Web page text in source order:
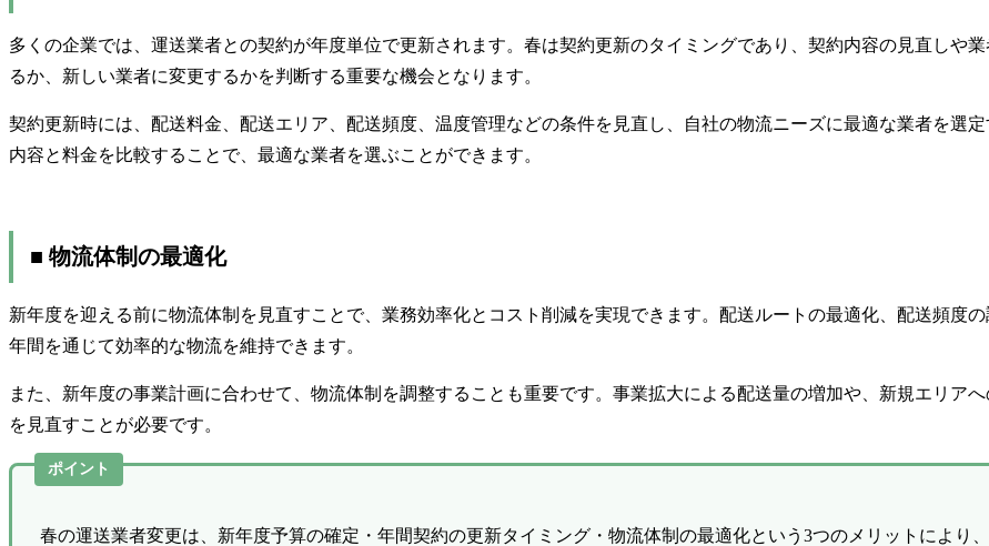
多くの企業では、運送業者との契約が年度単位で更新されます。春は契約更新のタイミングであり、契約内容の見直しや
るか、新しい業者に変更するかを判断する重要な機会となります。
契約更新時には、配送料金、配送エリア、配送頻度、温度管理などの条件を見直し、自社の物流ニーズに最適な業者を選
内容と料金を比較することで、最適な業者を選ぶことができます。
■ 物流体制の最適化
新年度を迎える前に物流体制を見直すことで、業務効率化とコスト削減を実現できます。配送ルートの最適化、配送頻度
年間を通じて効率的な物流を維持できます。
また、新年度の事業計画に合わせて、物流体制を調整することも重要です。事業拡大による配送量の増加や、新規エリア
を見直すことが必要です。
ポイント
春の運送業者変更は、新年度予算の確定・年間契約の更新タイミング・物流体制の最適化という3つのメリットにより